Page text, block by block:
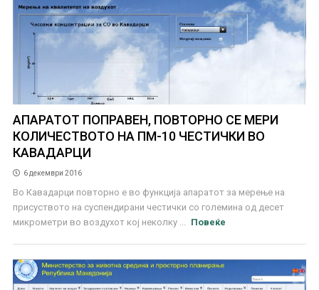
АПАРАТОТ ПОПРАВЕН, ПОВТОРНО СЕ МЕРИ
КОЛИЧЕСТВОТО НА ПМ-10 ЧЕСТИЧКИ ВО
КАВАДАРЦИ
6 декември 2016
Во Кавадарци повторно е во функција апаратот за мерење на
присуството на суспендирани честички со големина од десет
микрометри во воздухот кој неколку ...
Повеќе